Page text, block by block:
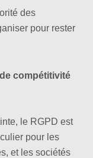
des
pour rester
compétitivité
le RGPD est
pour les
et les sociétés